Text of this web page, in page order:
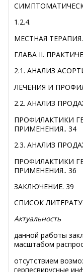
1.2.4.
МЕСТНАЯ ТЕРАПИЯ
ГЛАВА II.
2.1. АНАЛИЗ
ЛЕЧЕНИЯ И
2.2. АНАЛИЗ
ПРОФИЛАКТИКИ
ПРИМЕНЕНИЯ.. 34
2.3. АНАЛИЗ
ПРОФИЛАКТИКИ
ПРИМЕНЕНИЯ.. 36
ЗАКЛЮЧЕНИЕ. 39
СПИСОК
Актуальность
данной работы
масштабом
отсутствием
герпесвирусные